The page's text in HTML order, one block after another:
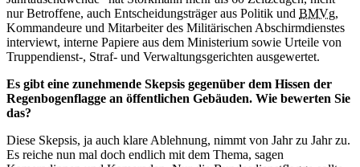
nur Betroffene, auch Entscheidungsträger aus Politik und BMVg,
Kommandeure und Mitarbeiter des Militärischen Abschirmdienstes
interviewt, interne Papiere aus dem Ministerium sowie Urteile von
Truppendienst-, Straf- und Verwaltungsgerichten ausgewertet.
Es gibt eine zunehmende Skepsis gegenüber dem Hissen der
Regenbogenflagge an öffentlichen Gebäuden. Wie bewerten Sie
das?
Diese Skepsis, ja auch klare Ablehnung, nimmt von Jahr zu Jahr zu.
Es reiche nun mal doch endlich mit dem Thema, sagen